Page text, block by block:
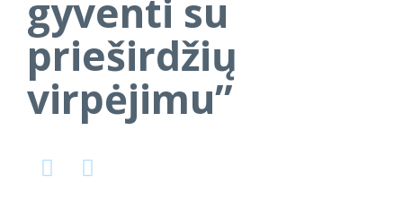
gyventi su
prieširdžių
virpėjimu”
 